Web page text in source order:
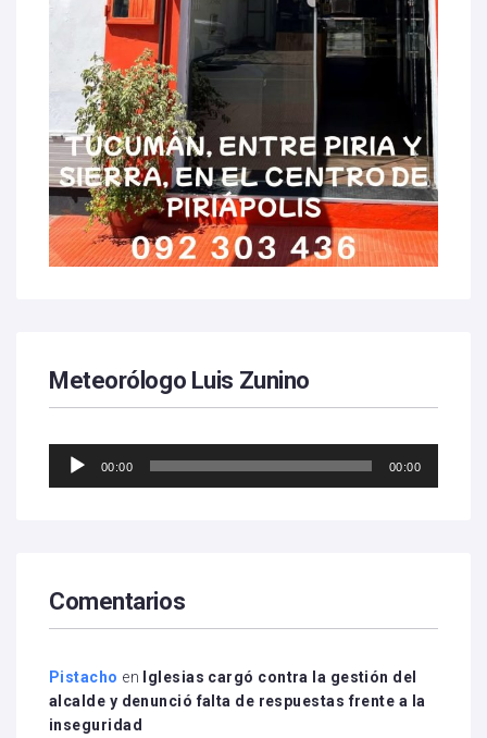
Meteorólogo Luis Zunino
Reproductor
00:00 00:00
Comentarios
Pistacho en
Iglesias cargó contra la gestión del
alcalde y denunció falta de respuestas frente a la
inseguridad